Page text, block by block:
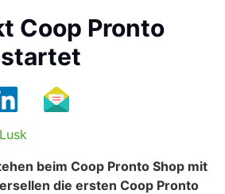
Coop Pronto
beim Coop Pronto Shop mit
die ersten Coop Pronto